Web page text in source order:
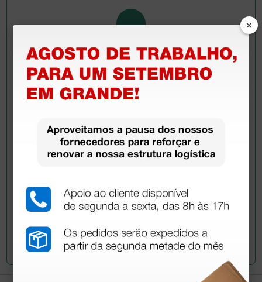
Pergunte a um colega
esclarecimentos? Envie agora a sua questão aos
colegas que já adquiriram este produto.
Envie a sua questão
×